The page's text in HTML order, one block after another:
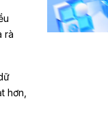
rà
hơn,